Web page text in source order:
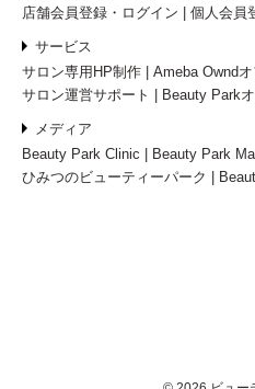
店舗会員登録・ログイン
個人会員
サービス
サロン専用HP制作
Ameba Ownd
サロン運営サポート
Beauty Park
メディア
Beauty Park Clinic
Beauty Park Mall
ひみつのビューティーパーク